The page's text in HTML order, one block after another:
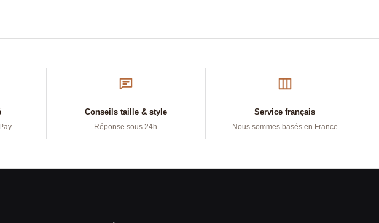
Conseils taille & style
Réponse sous 24h
Service français
Nous sommes basés en France